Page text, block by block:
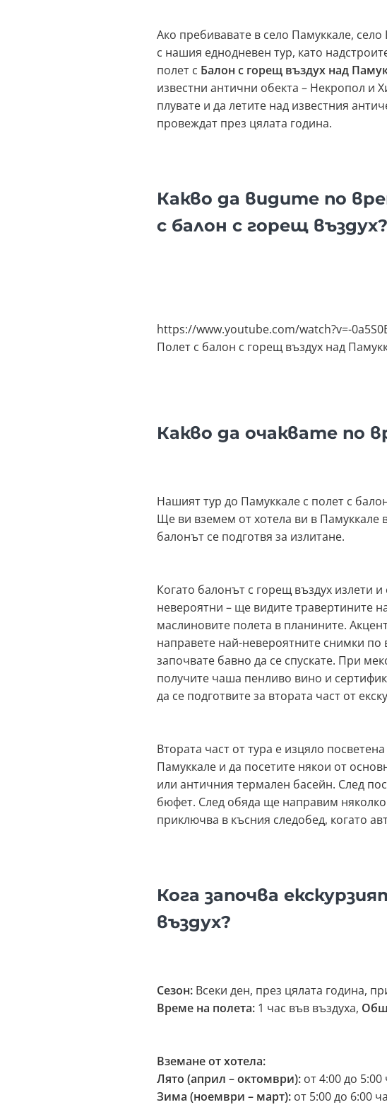
Ако пребивавате в село Памуккале,
с нашия еднодневен тур, като
полет с Балон с горещ въздух над
известни антични обекта – Некропол и
плувате и да летите над известния
провеждат през цялата година.
Какво да видите по
с балон с горещ въздух?
https://www.youtube.com/watch?v=-
Полет с балон с горещ въздух над
Какво да очаквате по
Нашият тур до Памуккале с полет с
Ще ви вземем от хотела ви в Памуккале
балонът се подготвя за излитане.
Когато балонът с горещ въздух излети
невероятни – ще видите травертините
маслиновите полета в планините.
направете най-невероятните снимки
започвате бавно да се спускате. При
получите чаша пенливо вино и
да се подготвите за втората част от
Втората част от тура е изцяло
Памуккале и да посетите някои от
или античния термален басейн. След
бюфет. След обяда ще направим
приключва в късния следобед, когато
Кога започва
въздух?
Сезон: Всеки ден, през цялата година,
Време на полета: 1 час във въздуха,
Вземане от хотела:
Лято (април – октомври): от 4:00 до
Зима (ноември – март): от 5:00 до 6:00